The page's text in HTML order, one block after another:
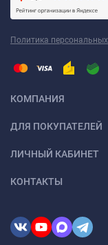
Политика
КОМПАНИЯ
ДЛЯ ПОКУПАТЕЛЕЙ
ЛИЧНЫЙ КАБИНЕТ
КОНТАКТЫ